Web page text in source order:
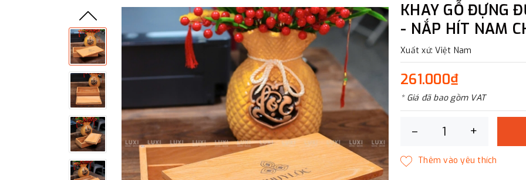
KHAY GỖ ĐỰNG
- NẮP HÍT NAM
Xuất xứ: Việt Nam
261.000₫
* Giá đã bao gồm VAT
– +